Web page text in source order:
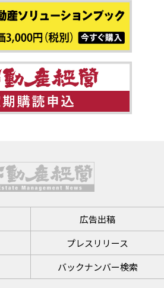
広告出稿
プレスリリース
バックナンバー検索